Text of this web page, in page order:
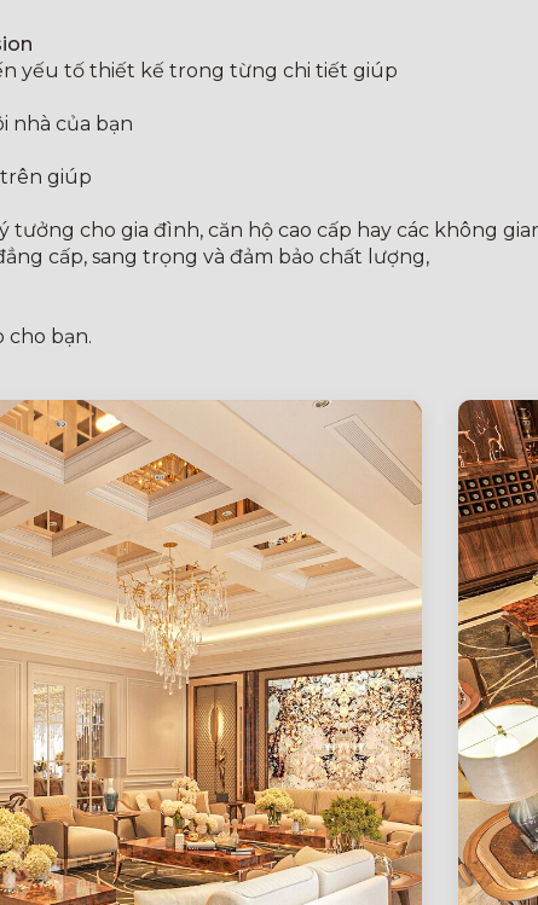
yếu tố thiết kế trong từng chi tiết giúp
nhà của bạn
giúp
cho gia đình, căn hộ cao cấp hay các không
cấp, sang trọng và đảm bảo chất lượng,
cho bạn.